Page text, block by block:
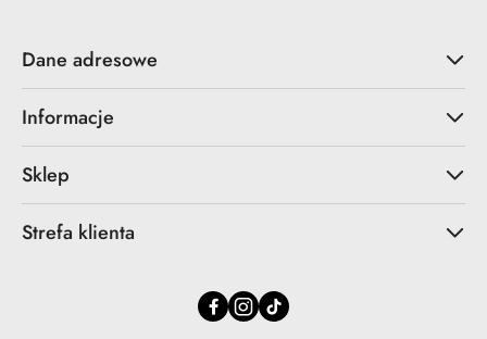
Dane adresowe
Informacje
Sklep
Strefa klienta